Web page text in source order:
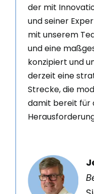
der mit
und seiner
mit unserem
und eine
konzipiert und
derzeit eine
Strecke, die
damit bereit für